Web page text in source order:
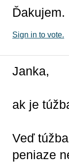
Ďakujem.
Sign in to vote.
Janka,
ak je
Veď
peniaze